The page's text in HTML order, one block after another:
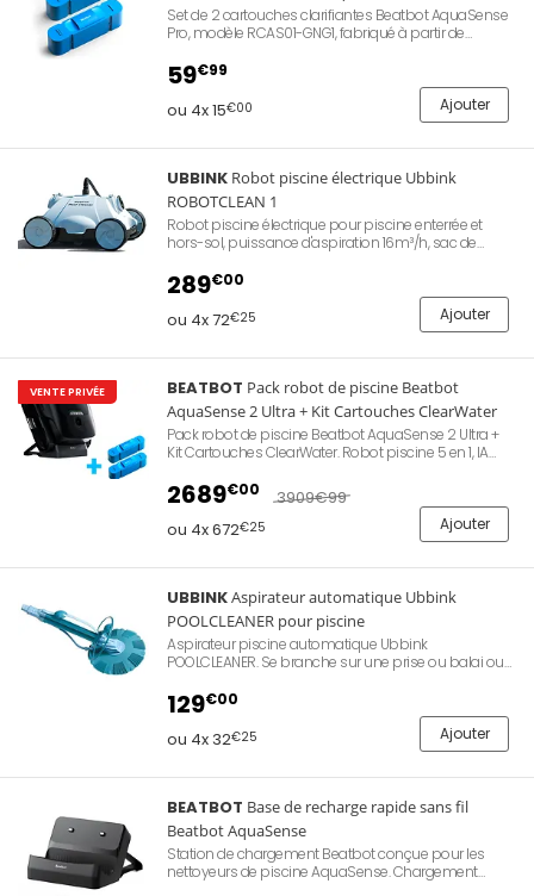
Set de 2 cartouches clarifiantes Beatbot AquaSense
Pro, modèle RCAS01-GNG1, fabriqué à partir de
et non toxique. Compatible avec tous types de
piscines et assainisseurs. Élimine saleté, huiles, fer, et
manganèse. Dispersion automatique. Améliore la
filtration.
59€99
ou 4x 15€00 Ajouter
UBBINK Robot piscine électrique Ubbink
ROBOTCLEAN 1
Robot piscine électrique pour piscine enterrée et
hors-sol, puissance d'aspiration 16m³/h, sac de
câble flottant 13m, cycles 1h ou 2h. Nettoyage du fond
du bassin.
289€00
ou 4x 72€25 Ajouter
VENTE PRIVÉE BEATBOT Pack robot de piscine Beatbot
AquaSense 2 Ultra + Kit Cartouches ClearWater
Pack robot de piscine Beatbot AquaSense 2 Ultra +
Kit Cartouches ClearWater. Robot piscine 5 en 1, IA
charge, détection dé débris IA, cartographie
HybridSense™, nettoyage avancé fond, parois, ligne
d'eau, skimmer de surface, contrôle via application,
retour intelligent, garantie de 3 ans.
Version "Pack"
2689€00 3909€99
ou 4x 672€25 Ajouter
UBBINKAspirateur automatique Ubbink
POOLCLEANER pour piscine
Aspirateur piscine automatique Ubbink
POOLCLEANER. Se branche sur une prise ou balai ou
filtration minimum 1/2CV. Livré avec un tuyau de 10
mètres et un régulateur de pression.
129€00
ou 4x 32€25 Ajouter
BEATBOT Base de recharge rapide sans fil
Beatbot AquaSense
Station de chargement Beatbot conçue pour les
nettoyeurs de piscine AquaSense. Chargement